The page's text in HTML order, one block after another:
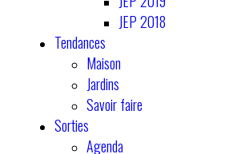
JEP 2018
Tendances
Maison
Jardins
Savoir faire
Sorties
Agenda